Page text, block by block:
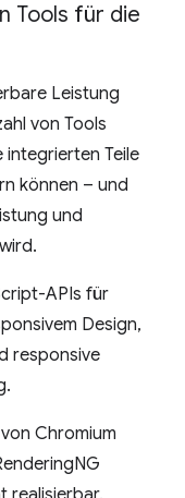
Tools für die
Leistung
von Tools
integrierten Teile
können – und
und
APIs für
Design,
responsive
Chromium